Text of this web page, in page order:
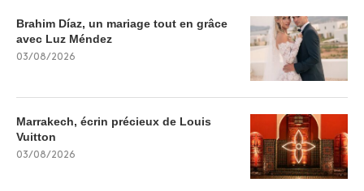
Brahim Díaz, un mariage tout en grâce
avec Luz Méndez
03/08/2026
Marrakech, écrin précieux de Louis
Vuitton
03/08/2026